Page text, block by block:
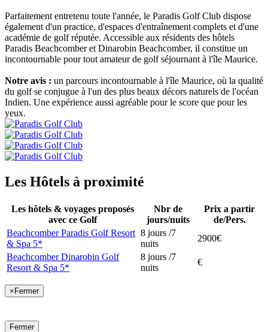
Parfaitement entretenu toute l'année, le Paradis Golf Club dispose
également d'un practice, d'espaces d'entraînement complets et d'une
académie de golf réputée. Accessible aux résidents des hôtels
Paradis Beachcomber et Dinarobin Beachcomber, il constitue un
incontournable pour tout amateur de golf séjournant à l'île Maurice.
Notre avis : un parcours incontournable à l'île Maurice, où la qualité
du golf se conjugue à l'un des plus beaux décors naturels de l'océan
Indien. Une expérience aussi agréable pour le score que pour les
yeux.
Les Hôtels à proximité
Les hôtels & voyages proposés
avec ce Golf
Nbr de
jours/nuits
Prix a partir
de/Pers.
Beachcomber Paradis Golf Resort
& Spa 5*
8 jours /7
nuits
2900€
Beachcomber Dinarobin Golf
Resort & Spa 5*
8 jours /7
nuits
€
×Fermer
Fermer